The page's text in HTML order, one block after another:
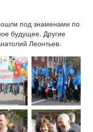
под знаменами по
будущее. Другие
Леонтьев.